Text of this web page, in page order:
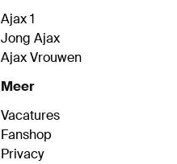
Ajax 1
Jong Ajax
Ajax Vrouwen
Meer
Vacatures
Fanshop
Privacy